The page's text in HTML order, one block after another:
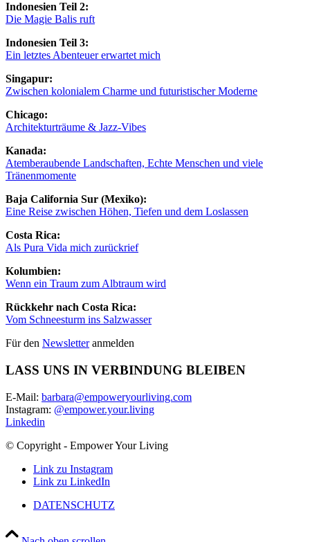
Indonesien Teil 2:
Die Magie Balis ruft
Indonesien Teil 3:
Ein letztes Abenteuer erwartet mich
Singapur:
Zwischen kolonialem Charme und futuristischer Moderne
Chicago:
Architekturträume & Jazz-Vibes
Kanada:
Atemberaubende Landschaften, Echte Menschen und viele
Tränenmomente
Baja California Sur (Mexiko):
Eine Reise zwischen Höhen, Tiefen und dem Loslassen
Costa Rica:
Als Pura Vida mich zurückrief
Kolumbien:
Wenn ein Traum zum Albtraum wird
Rückkehr nach Costa Rica:
Vom Schneesturm ins Salzwasser
Für den Newsletteranmelden
LASS UNS IN VERBINDUNG BLEIBEN
E-Mail: barbara@empoweryourliving.com
Instagram: @empower.your.living
Linkedin
© Copyright - Empower Your Living
Link zu Instagram
Link zu LinkedIn
DATENSCHUTZ